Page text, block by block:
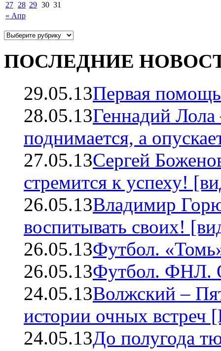
« Апр
27 28 29 30 31
ПОСЛЕДНИЕ
29.05.13Первая
28.05.13Геннадий
поднимается, а
27.05.13Сергей
стремится к успеху!
26.05.13Владимир
воспитывать своих!
26.05.13Футбол.
26.05.13Футбол. ФНЛ.
24.05.13Волжский –
истории очных встреч
24.05.13До полугода